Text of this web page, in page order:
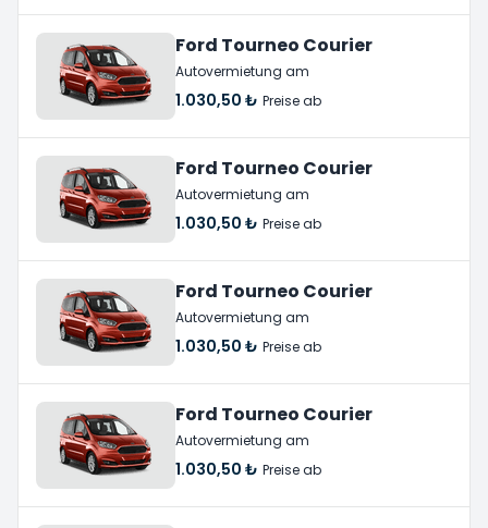
Ford Tourneo Courier
Autovermietung am
1.030,50 ₺ Preise ab
Ford Tourneo Courier
Autovermietung am
1.030,50 ₺ Preise ab
Ford Tourneo Courier
Autovermietung am
1.030,50 ₺ Preise ab
Ford Tourneo Courier
Autovermietung am
1.030,50 ₺ Preise ab